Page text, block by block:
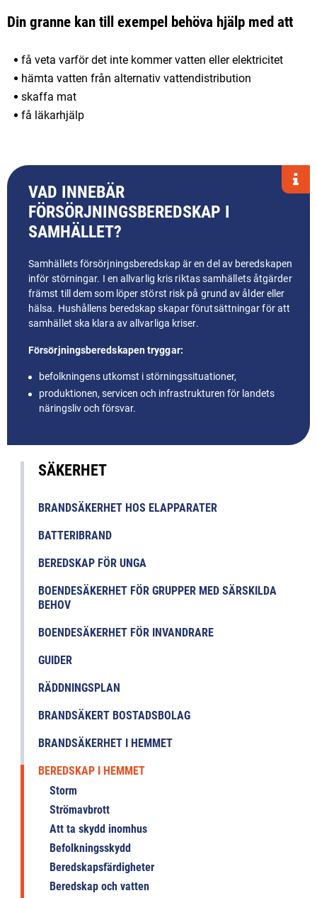
Din granne kan till exempel behöva hjälp med att
få veta varför det inte kommer vatten eller elektricitet
hämta vatten från alternativ vattendistribution
skaffa mat
få läkarhjälp
VAD INNEBÄR
FÖRSÖRJNINGSBEREDSKAP I
SAMHÄLLET?
Samhällets försörjningsberedskap är en del av beredskapen
inför störningar. I en allvarlig kris riktas samhällets åtgärder
främst till dem som löper störst risk på grund av ålder eller
hälsa. Hushållens beredskap skapar förutsättningar för att
samhället ska klara av allvarliga kriser.
Försörjningsberedskapen tryggar:
befolkningens utkomst i störningssituationer,
produktionen, servicen och infrastrukturen för landets
näringsliv och försvar.
SÄKERHET
BRANDSÄKERHET HOS ELAPPARATER
BATTERIBRAND
BEREDSKAP FÖR UNGA
BOENDESÄKERHET FÖR GRUPPER MED SÄRSKILDA
BEHOV
BOENDESÄKERHET FÖR INVANDRARE
GUIDER
RÄDDNINGSPLAN
BRANDSÄKERT BOSTADSBOLAG
BRANDSÄKERHET I HEMMET
BEREDSKAP I HEMMET
Storm
Strömavbrott
Att ta skydd inomhus
Befolkningsskydd
Beredskapsfärdigheter
Beredskap och vatten